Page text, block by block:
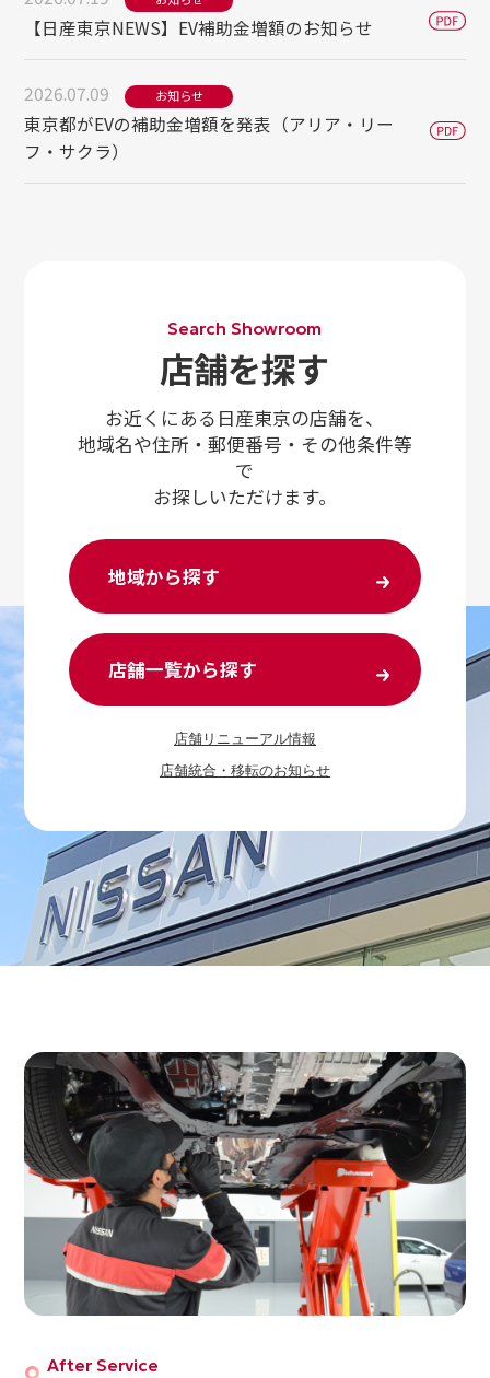
【日産東京NEWS】EV補助金増額のお知らせ
2026.07.09 お知らせ
東京都がEVの補助金増額を発表（アリア・リー
フ・サクラ）
Search Showroom
店舗を探す
お近くにある日産東京の店舗を、
地域名や住所・郵便番号・その他条件等
で
お探しいただけます。
地域から探す
店舗一覧から探す
店舗リニューアル情報
店舗統合・移転のお知らせ
After Service